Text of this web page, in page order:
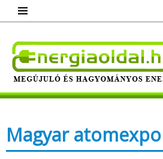
content
Megújuló és
Magyar